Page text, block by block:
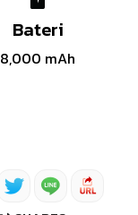
Bateri
8,000 mAh